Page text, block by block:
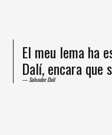
He arribat a la
un ésser superior
Salvador Dalí